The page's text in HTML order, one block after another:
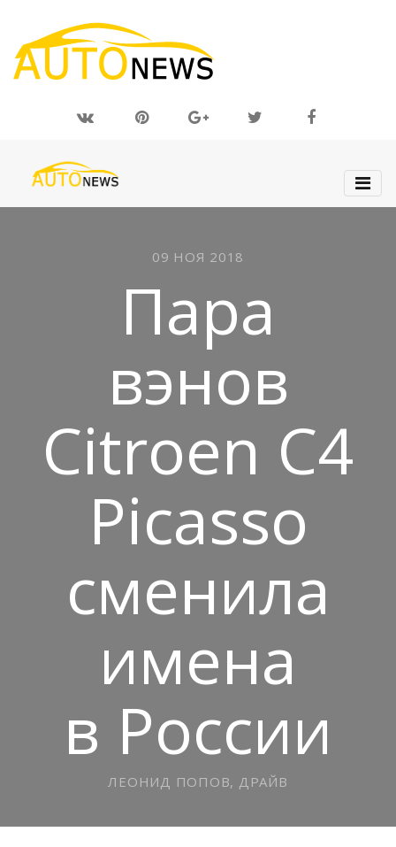
09 НОЯ 2018
Пара
вэнов
Citroen C4
Picasso
сменила
имена
в России
ЛЕОНИД ПОПОВ, ДРАЙВ